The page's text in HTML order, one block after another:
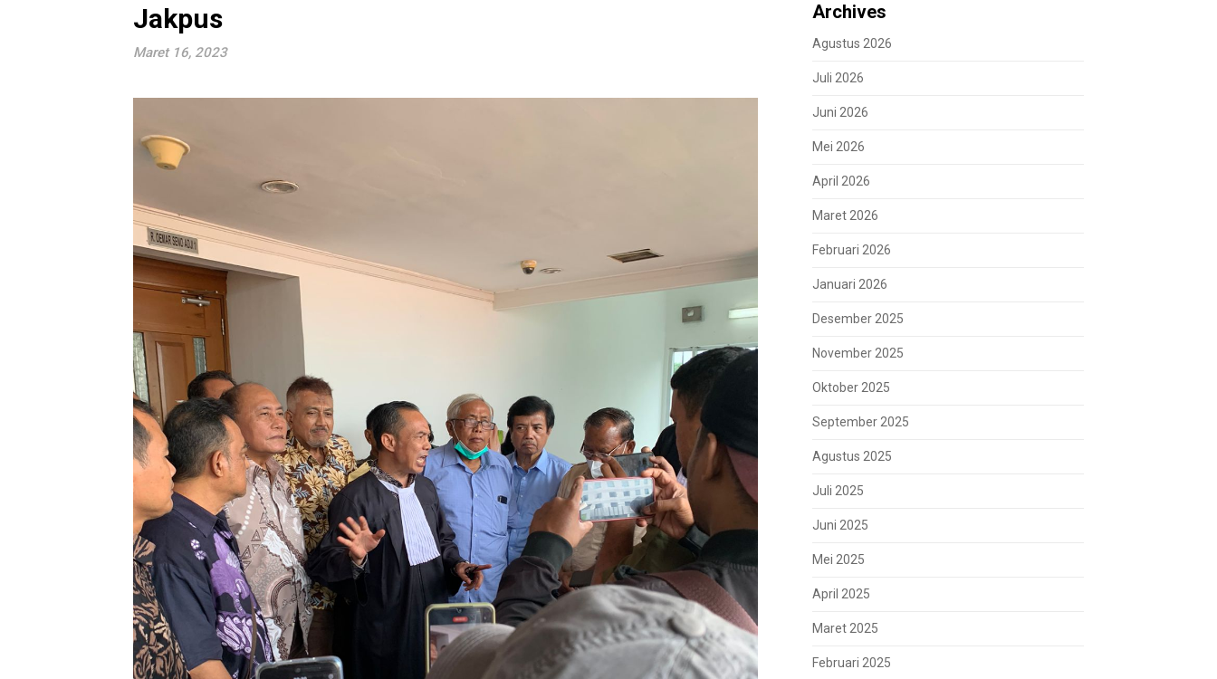
Jakpus
Maret 16, 2023
Archives
Agustus 2026
Juli 2026
Juni 2026
Mei 2026
April 2026
Maret 2026
Februari 2026
Januari 2026
Desember 2025
November 2025
Oktober 2025
September 2025
Agustus 2025
Juli 2025
Juni 2025
Mei 2025
April 2025
Maret 2025
Februari 2025